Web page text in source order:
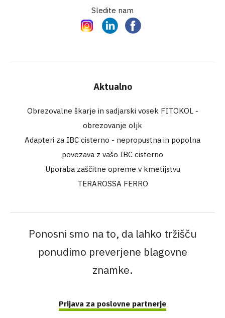
Sledite nam
InstagramLinkedInFacebook
Aktualno
Obrezovalne škarje in sadjarski vosek FITOKOL -
obrezovanje oljk
Adapteri za IBC cisterno - nepropustna in popolna
povezava z vašo IBC cisterno
Uporaba zaščitne opreme v kmetijstvu
TERAROSSA FERRO
Ponosni smo na to, da lahko tržišču
ponudimo preverjene blagovne
znamke.
Prijava za poslovne partnerje